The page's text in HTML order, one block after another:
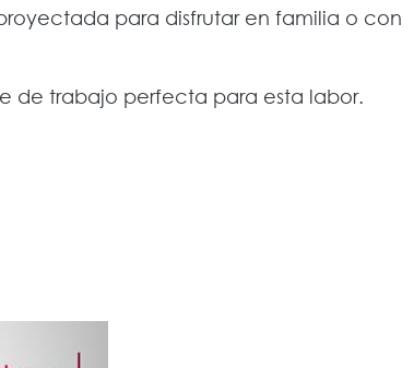
para disfrutar en familia o con
de trabajo perfecta para esta labor.